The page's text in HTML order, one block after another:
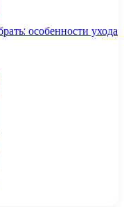
особенности ухода